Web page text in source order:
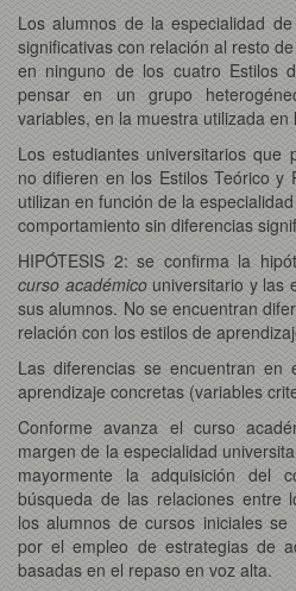
Los alumnos de la especialidad
significativas con relación al resto
en ninguno de los cuatro Estilos
pensar en un grupo
variables, en la muestra utilizada en
Los estudiantes universitarios que
no difieren en los Estilos Teórico y
utilizan en función de la
comportamiento sin diferencias
HIPÓTESIS 2: se confirma la
curso académicouniversitario y las
sus alumnos. No se encuentran
relación con los estilos de
Las diferencias se encuentran en
aprendizaje concretas (variables
Conforme avanza el curso
margen de la especialidad
mayormente la adquisición del
búsqueda de las relaciones entre
los alumnos de cursos iniciales se
por el empleo de estrategias de
basadas en el repaso en voz alta.